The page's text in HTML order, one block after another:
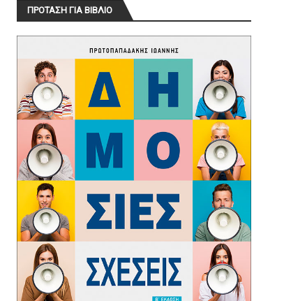
ΠΡΟΤΑΣΗ ΓΙΑ ΒΙΒΛΙΟ